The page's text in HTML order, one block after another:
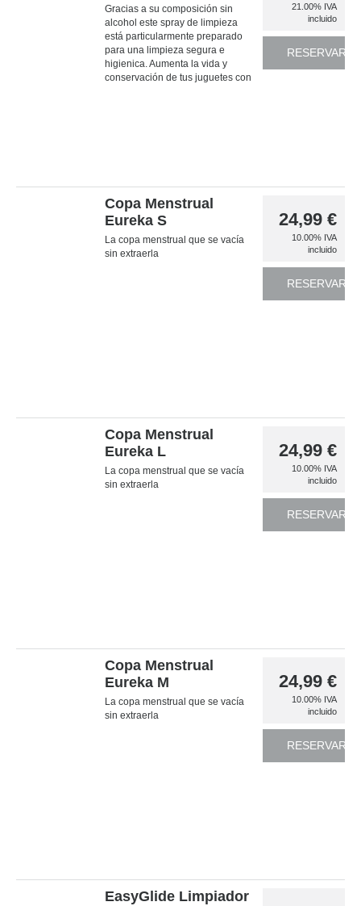
Gracias a su composición sin
alcohol este spray de limpieza
está particularmente preparado
para una limpieza segura e
higienica. Aumenta la vida y
conservación de tus juguetes con
21.00% IVA
incluido
RESERVAR
Copa Menstrual
Eureka S
La copa menstrual que se vacía
sin extraerla
24,99 €
10.00% IVA
incluido
RESERVAR
Copa Menstrual
Eureka L
La copa menstrual que se vacía
sin extraerla
24,99 €
10.00% IVA
incluido
RESERVAR
Copa Menstrual
Eureka M
La copa menstrual que se vacía
sin extraerla
24,99 €
10.00% IVA
incluido
RESERVAR
EasyGlide Limpiador